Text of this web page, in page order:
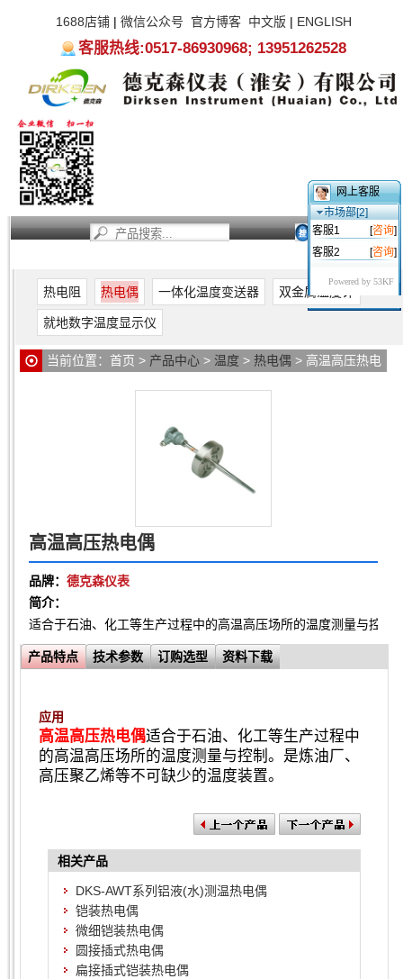
1688店铺| 微信公众号 官方博客 中文版 | ENGLISH
客服热线:0517-86930968; 13951262528
热电阻 热电偶 一体化温度变送器 双金属温度计
就地数字温度显示仪
当前位置： 首页 > 产品中心 > 温度 > 热电偶 > 高温高压热电
高温高压热电偶
品牌： 德克森仪表
简介：
适合于石油、化工等生产过程中的高温高压场所的温度测量与控制
产品特点 技术参数 订购选型 资料下载
应用
高温高压热电偶适合于石油、化工等生产过程中
的高温高压场所的温度测量与控制。是炼油厂、
高压聚乙烯等不可缺少的温度装置。
相关产品
DKS-AWT系列铝液(水)测温热电偶
铠装热电偶
微细铠装热电偶
圆接插式热电偶
扁接插式铠装热电偶
网上客服
市场部[2]
客服1
[咨询]
客服2
[咨询]
Powered by 53KF